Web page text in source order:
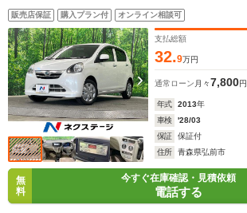
販売店保証 購入プラン付 オンライン相談可
支払総額
32.9万円
通常ローン 月々7,800円
年式 2013年
車検
'28/03
保証
保証付
住所
青森県弘前市
無
料
今すぐ在庫確認・見積依頼
電話する